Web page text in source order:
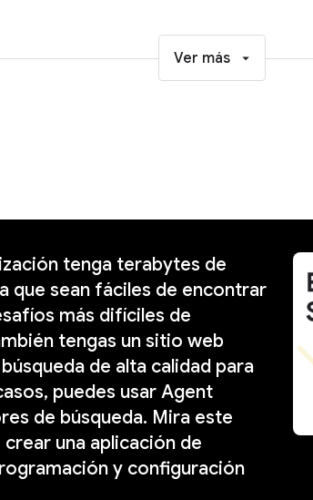
Ver más
tenga terabytes de
que sean fáciles de encontrar
más difíciles de
tengas un sitio web
de alta calidad para
puedes usar Agent
de búsqueda. Mira este
una aplicación de
y configuración